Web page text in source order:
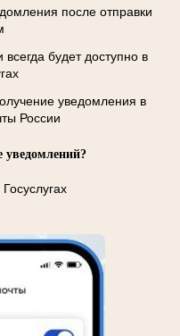
после отправки
будет доступно в
уведомления в
России
уведомлений?